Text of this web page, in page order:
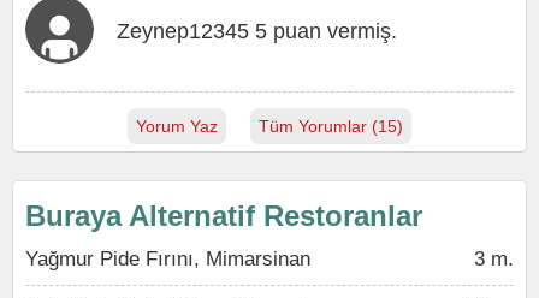
Zeynep12345 5 puan vermiş.
Yorum Yaz Tüm Yorumlar (15)
Buraya Alternatif Restoranlar
Yağmur Pide Fırını, Mimarsinan 3 m.